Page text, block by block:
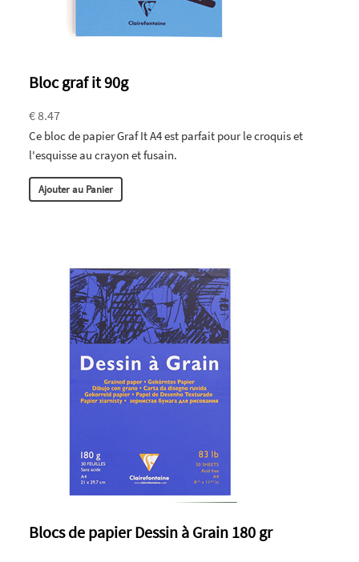
Bloc graf it 90g
€ 8.47
Ce bloc de papier Graf It A4 est parfait pour le croquis et
l'esquisse au crayon et fusain.
Ajouter au Panier
Blocs de papier Dessin à Grain 180 gr